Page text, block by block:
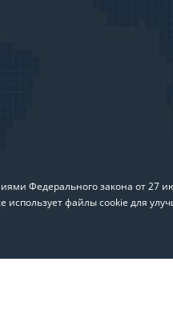
Федерального закона от
файлы cookie для